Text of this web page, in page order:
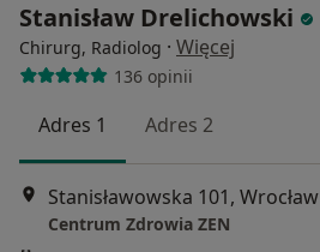
Stanisław Drelichowski
Chirurg, Radiolog · Więcej
136 opinii
Adres 1 Adres 2
Stanisławowska 101, Wrocław
Centrum Zdrowia ZEN